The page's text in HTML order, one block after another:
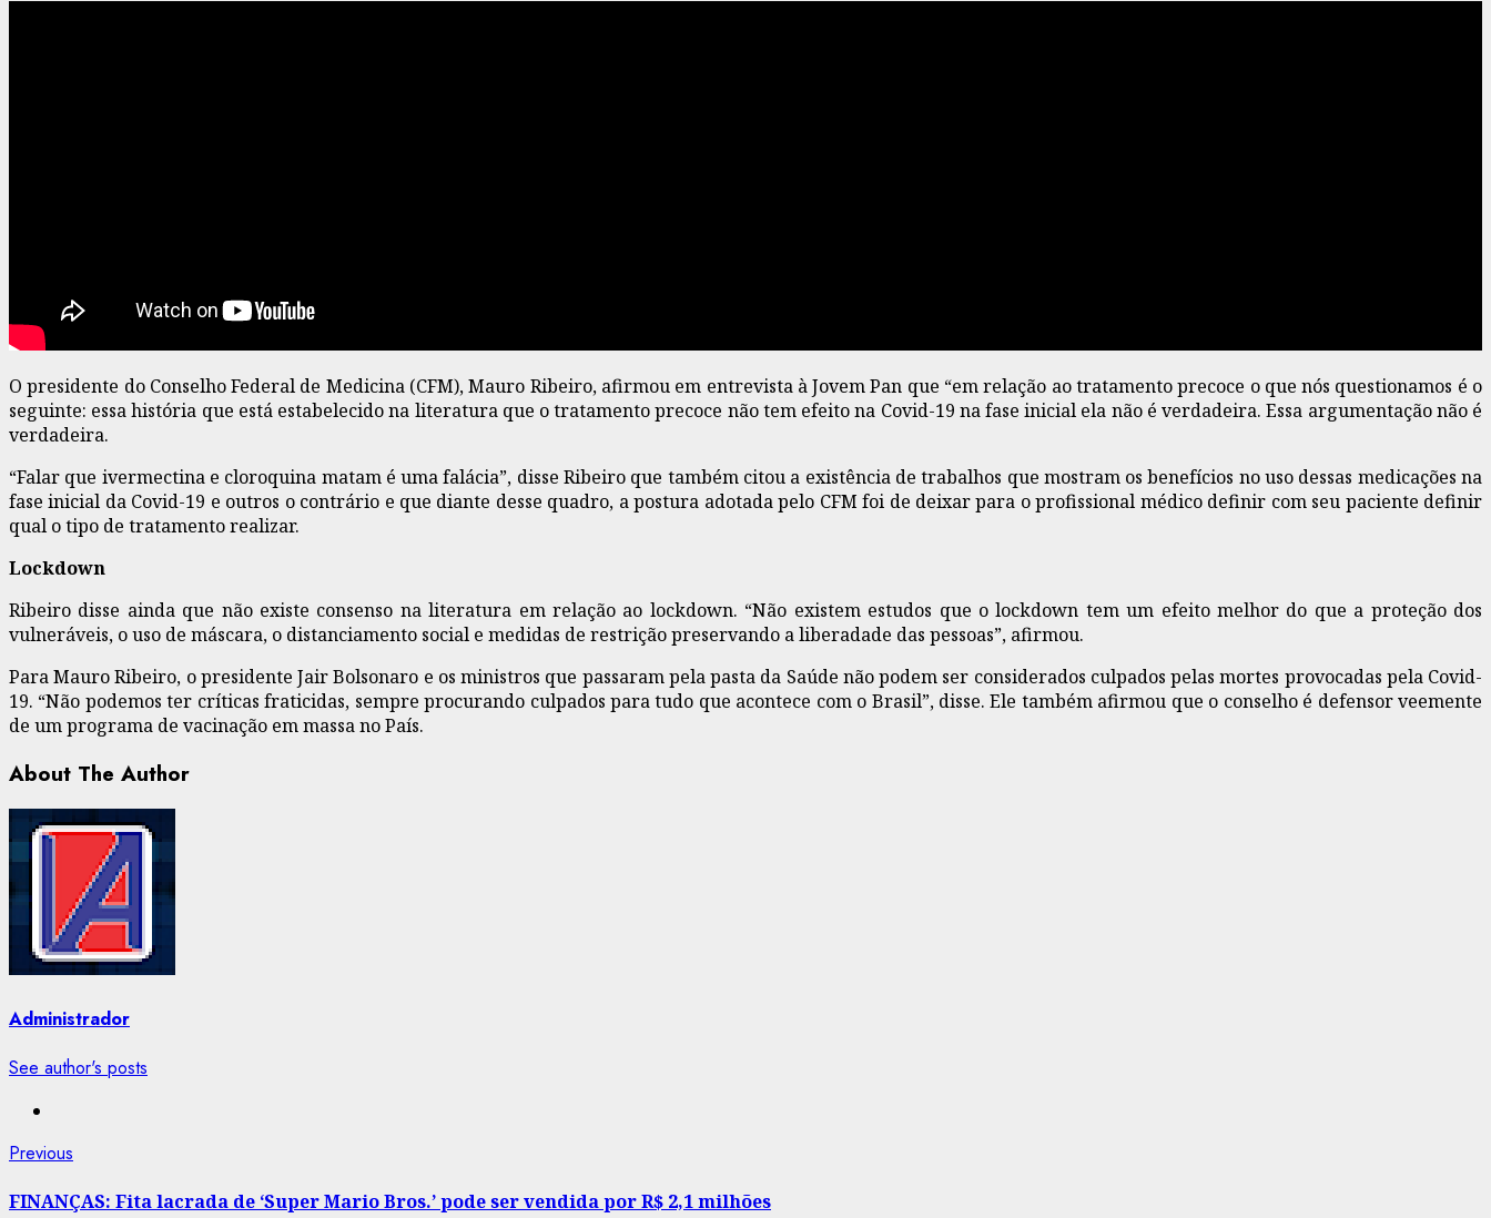
O presidente do Conselho Federal de Medicina (CFM), Mauro Ribeiro, afirmou em entrevista à Jovem Pan que “em relação ao tratamento precoce o que nós questionamos é o
seguinte: essa história que está estabelecido na literatura que o tratamento precoce não tem efeito na Covid-19 na fase inicial ela não é verdadeira. Essa argumentação não é
verdadeira.
“Falar que ivermectina e cloroquina matam é uma falácia”, disse Ribeiro que também citou a existência de trabalhos que mostram os benefícios no uso dessas medicações na
fase inicial da Covid-19 e outros o contrário e que diante desse quadro, a postura adotada pelo CFM foi de deixar para o profissional médico definir com seu paciente definir
qual o tipo de tratamento realizar.
Lockdown
Ribeiro disse ainda que não existe consenso na literatura em relação ao lockdown. “Não existem estudos que o lockdown tem um efeito melhor do que a proteção dos
vulneráveis, o uso de máscara, o distanciamento social e medidas de restrição preservando a liberadade das pessoas”, afirmou.
Para Mauro Ribeiro, o presidente Jair Bolsonaro e os ministros que passaram pela pasta da Saúde não podem ser considerados culpados pelas mortes provocadas pela Covid-
19. “Não podemos ter críticas fraticidas, sempre procurando culpados para tudo que acontece com o Brasil”, disse. Ele também afirmou que o conselho é defensor veemente
de um programa de vacinação em massa no País.
About The Author
Administrador
See author's posts
Post
navigation
Previous
FINANÇAS: Fita lacrada de ‘Super Mario Bros.’ pode ser vendida por R$ 2,1 milhões